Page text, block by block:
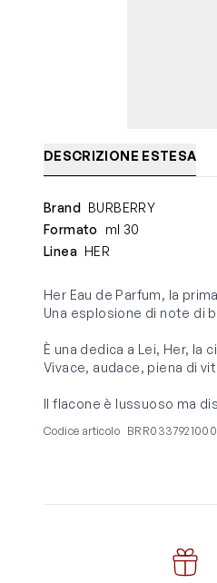
DESCRIZIONE ESTESA
Brand BURBERRY
Formato
ml 30
Linea HER
Her Eau de Parfum, la
Una esplosione di note di
È una dedica a Lei, Her,
Vivace, audace, piena di
Il flacone è lussuoso ma
Codice articolo